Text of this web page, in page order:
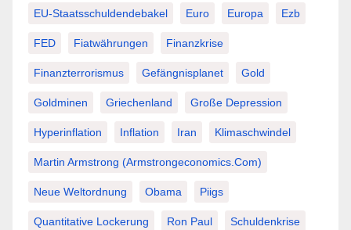
EU-Staatsschuldendebakel Euro Europa Ezb
FED Fiatwährungen Finanzkrise
Finanzterrorismus Gefängnisplanet Gold
Goldminen Griechenland Große Depression
Hyperinflation Inflation Iran Klimaschwindel
Martin Armstrong (Armstrongeconomics.com)
Neue Weltordnung Obama Piigs
Quantitative Lockerung Ron Paul Schuldenkrise